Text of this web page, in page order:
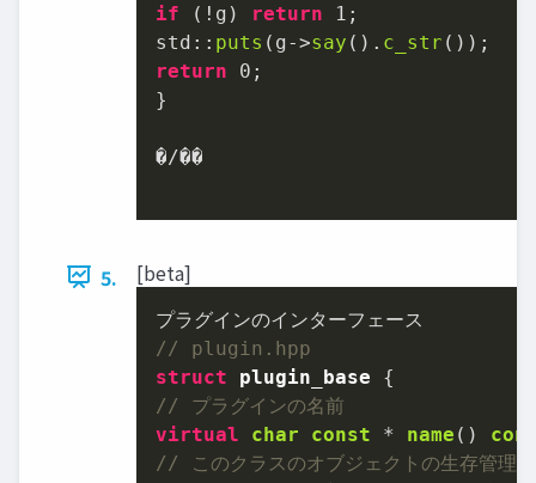
if (!g) return 1 ;
std:: puts (g->say (). c_str
return
0 ;
}
�/��
5. [beta]
// plugin.hpp
struct
plugin_base
// プラグインの名前
virtual
char const * name ()
// このクラスのオブジェクトの生存管理